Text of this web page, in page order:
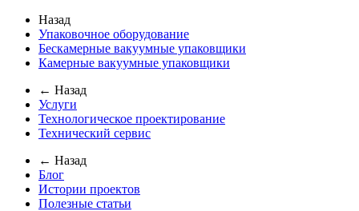
Назад
Упаковочное оборудование
Бескамерные вакуумные упаковщики
Камерные вакуумные упаковщики
← Назад
Услуги
Технологическое проектирование
Технический сервис
← Назад
Блог
Истории проектов
Полезные статьи